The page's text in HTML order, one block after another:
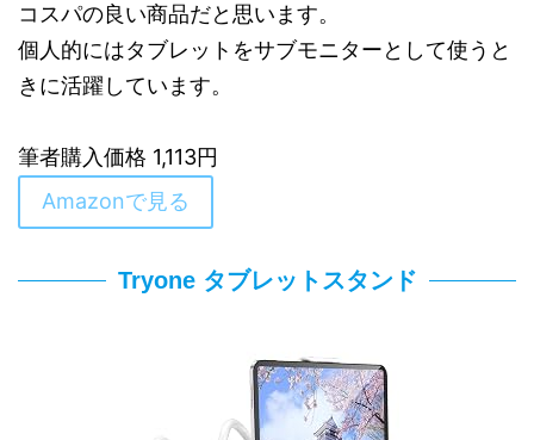
コスパの良い商品だと思います。
個人的にはタブレットをサブモニターとして使うと
きに活躍しています。
筆者購入価格 1,113円
Amazonで見る
Tryone タブレットスタンド